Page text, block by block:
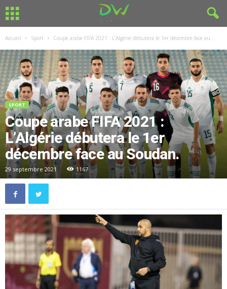
Accueil Sport Coupe arabe FIFA 2021 : L’Algérie débutera le 1er décembre face au...
SPORT
Coupe arabe FIFA 2021 :
L’Algérie débutera le 1er
décembre face au Soudan.
29 septembre 2021 1167